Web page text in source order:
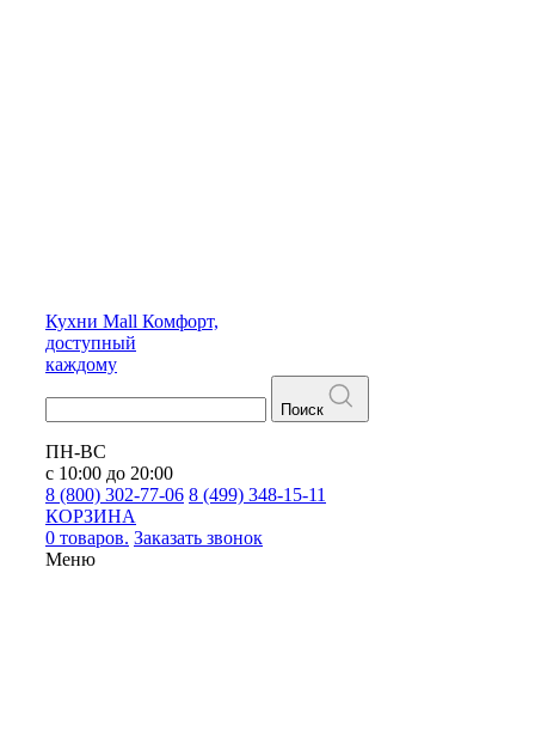
Кухни Mall Комфорт,
доступный
каждому
Поиск
ПН-ВС
с 10:00 до 20:00
8 (800) 302-77-06 8 (499) 348-15-11
КОРЗИНА
0 товаров. Заказать звонок
Меню